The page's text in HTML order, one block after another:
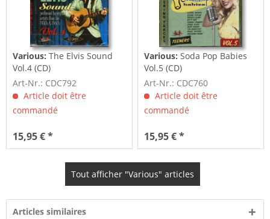
Various: The Elvis Sound
Vol.4 (CD)
Art-Nr.: CDC792
Article doit être
commandé
15,95 € *
Various: Soda Pop Babies
Vol.5 (CD)
Art-Nr.: CDC760
Article doit être
commandé
15,95 € *
Tout afficher "Various" articles
Articles similaires